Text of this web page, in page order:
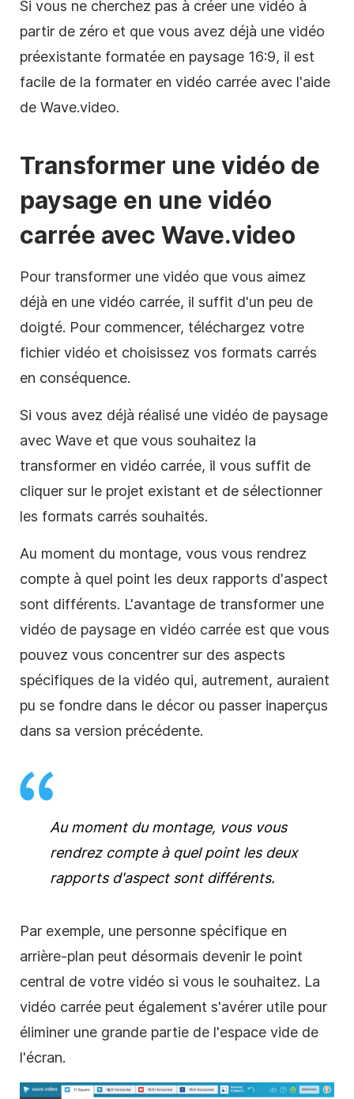
Si vous ne cherchez pas à créer une vidéo à
partir de zéro et que vous avez déjà une vidéo
préexistante formatée en paysage 16:9, il est
facile de la formater en vidéo carrée avec l'aide
de Wave.video.
Transformer une vidéo de
paysage en une vidéo
carrée avec Wave.video
Pour transformer une vidéo que vous aimez
déjà en une vidéo carrée, il suffit d'un peu de
doigté. Pour commencer, téléchargez votre
fichier vidéo et choisissez vos formats carrés
en conséquence.
Si vous avez déjà réalisé une vidéo de paysage
avec Wave et que vous souhaitez la
transformer en vidéo carrée, il vous suffit de
cliquer sur le projet existant et de sélectionner
les formats carrés souhaités.
Au moment du montage, vous vous rendrez
compte à quel point les deux rapports d'aspect
sont différents. L'avantage de transformer une
vidéo de paysage en vidéo carrée est que vous
pouvez vous concentrer sur des aspects
spécifiques de la vidéo qui, autrement, auraient
pu se fondre dans le décor ou passer inaperçus
dans sa version précédente.
Au moment du montage, vous vous
rendrez compte à quel point les deux
rapports d'aspect sont différents.
Par exemple, une personne spécifique en
arrière-plan peut désormais devenir le point
central de votre vidéo si vous le souhaitez. La
vidéo carrée peut également s'avérer utile pour
éliminer une grande partie de l'espace vide de
l'écran.